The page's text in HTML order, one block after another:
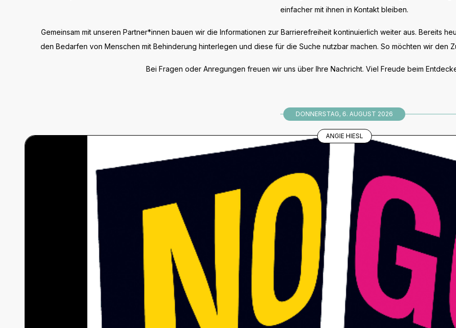
einfacher mit ihnen in Kontakt bleiben.
Gemeinsam mit unseren Partner*innen bauen wir die Informationen zur Barrierefreiheit kontinuierlich weiter aus. Bereits
den Bedarfen von Menschen mit Behinderung hinterlegen und diese für die Suche nutzbar machen. So möchten wir den
Bei Fragen oder Anregungen freuen wir uns über Ihre Nachricht. Viel Freude beim
DONNERSTAG, 6. AUGUST 2026
ANGIE HIESL